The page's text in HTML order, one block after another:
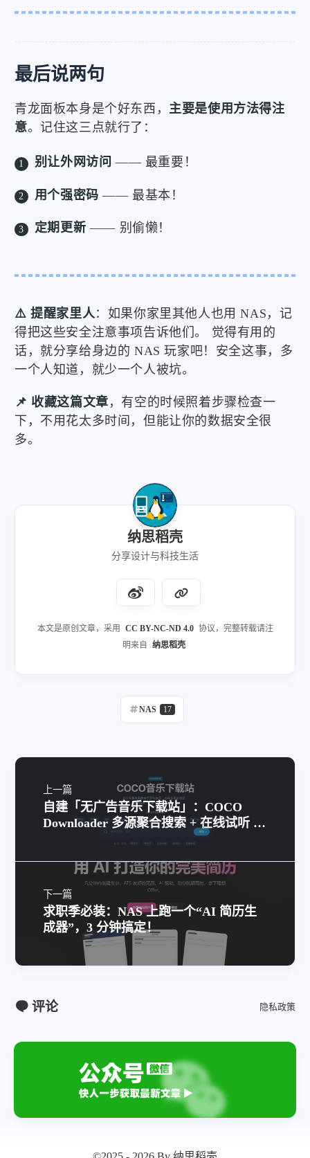
最后说两句
青龙面板本身是个好东西， 主要是使用方法得注
意。记住这三点就行了：
别让外网访问 —— 最重要！
用个强密码 —— 最基本！
定期更新 —— 别偷懒！
⚠️ 提醒家里人：如果你家里其他人也用 NAS，记
得把这些安全注意事项告诉他们。 觉得有用的
话，就分享给身边的 NAS 玩家吧！安全这事，多
一个人知道，就少一个人被坑。
📌 收藏这篇文章 ，有空的时候照着步骤检查一
下，不用花太多时间，但能让你的数据安全很
多。
纳思稻壳
分享设计与科技生活
本文是原创文章，采用 CC BY-NC-ND 4.0 协议，完整转载请注
明来自
纳思稻壳
NAS 17
上一篇
自建「无广告音乐下载站」：COCO
Downloader 多源聚合搜索 + 在线试听 +
下一篇
求职季必装：NAS 上跑一个“AI 简历生
成器”，3 分钟搞定！
评论 隐私政策